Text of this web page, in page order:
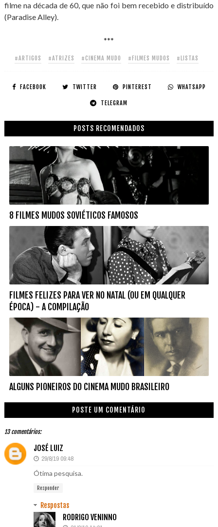
filme na década de 60, que não foi bem recebido e distribuído
(Paradise Alley).
***
#ARTIGOS #ATRIZES #CINEMA MUDO #FILMES MUDOS #LISTAS
FACEBOOK TWITTER PINTEREST WHATSAPP
TELEGRAM
POSTS RECOMENDADOS
8 FILMES MUDOS SOVIÉTICOS FAMOSOS
FILMES FELIZES PARA VER NO NATAL (OU EM QUALQUER
ÉPOCA) - A COMPILAÇÃO
ALGUNS PIONEIROS DO CINEMA MUDO BRASILEIRO
POSTE UM COMENTÁRIO
13 comentários:
JOSÉ LUIZ
29/8/19 09:48
Ótima pesquisa.
Responder
Respostas
RODRIGO VENINNO